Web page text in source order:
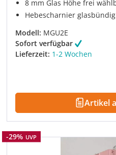
8 mm Glas Höhe frei
Hebescharnier
Modell: MGU2E
Sofort verfügbar
Lieferzeit: 1-2 Wochen
Artikel
Rabatt
-29% UVP